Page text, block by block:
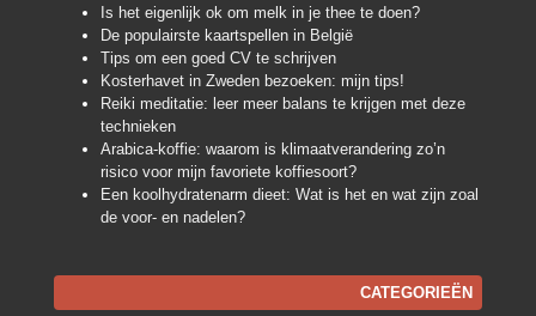
Is het eigenlijk ok om melk in je thee te doen?
De populairste kaartspellen in België
Tips om een goed CV te schrijven
Kosterhavet in Zweden bezoeken: mijn tips!
Reiki meditatie: leer meer balans te krijgen met deze
technieken
Arabica-koffie: waarom is klimaatverandering zo’n
risico voor mijn favoriete koffiesoort?
Een koolhydratenarm dieet: Wat is het en wat zijn zoal
de voor- en nadelen?
CATEGORIEËN